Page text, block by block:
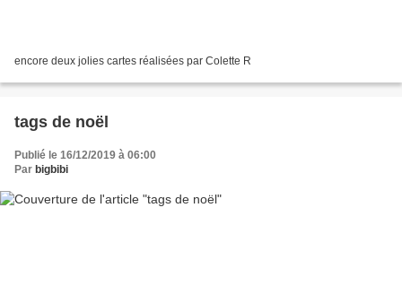
encore deux jolies cartes réalisées par Colette R
tags de noël
Publié le 16/12/2019 à 06:00
Par bigbibi